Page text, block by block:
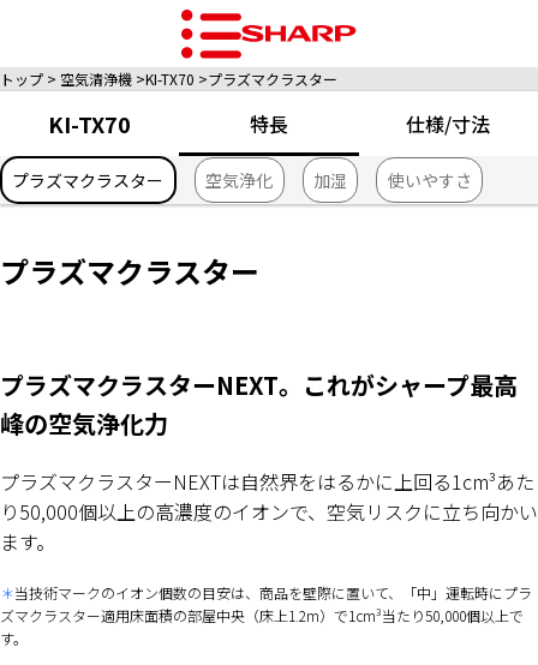
トップ 空気清浄機 KI-TX70 プラズマクラスター
KI-TX70 特長
プラズマクラスター 空気浄化 加湿 使いやすさ
仕様/寸法
プラズマクラスター
プラズマクラスターNEXT。これがシャープ最高
峰の空気浄化力
プラズマクラスターNEXTは自然界をはるかに上回る1cm³あた
り50,000個以上の高濃度のイオンで、空気リスクに立ち向かい
ます。
当技術マークのイオン個数の目安は、商品を壁際に置いて、「中」運転時にプラ
ズマクラスター適用床面積の部屋中央（床上1.2m）で1cm³当たり50,000個以上で
す。